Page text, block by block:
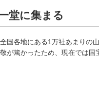
堂に集まる
国各地にある1万社あまりの
が篤かったため、現在では国